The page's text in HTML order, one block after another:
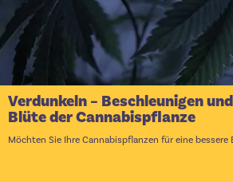
Verdunkeln – Beschleunigen
Blüte der Cannabispflanze
Möchten Sie Ihre Cannabispflanzen für eine bessere